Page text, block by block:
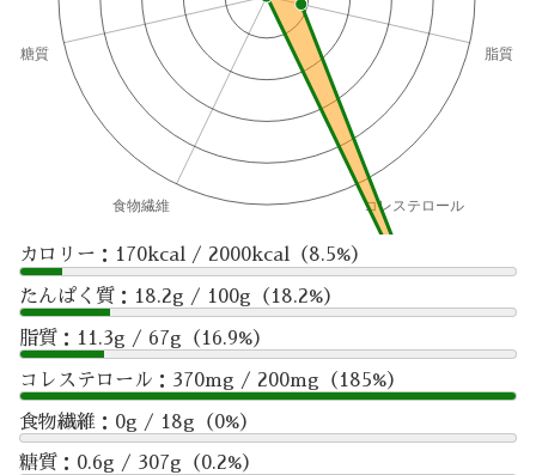
カロリー：170kcal / 2000kcal（8.5%）
たんぱく質：18.2g / 100g（18.2%）
脂質：11.3g / 67g（16.9%）
コレステロール：370mg / 200mg（185%）
食物繊維：0g / 18g（0%）
糖質：0.6g / 307g（0.2%）